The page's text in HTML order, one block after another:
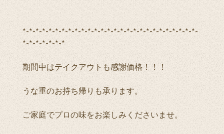
*-*-*-*-*-*-*-*-*-*-*-*-*-*-*-*-*-*-*-*-*-*-*-*-*-*-*-
*-*-*-*-*-*-*
期間中はテイクアウトも感謝価格！！！
うな重のお持ち帰りも承ります。
ご家庭でプロの味をお楽しみくださいませ。